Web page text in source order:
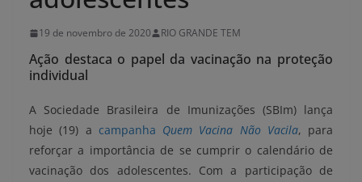
19 de novembro de 2020 RIO GRANDE TEM
Ação destaca o papel da vacinação na proteção
individual
A Sociedade Brasileira de Imunizações (SBIm) lança
hoje (19) a campanha Quem Vacina Não Vacila, para
reforçar a importância de se cumprir o calendário de
vacinação dos adolescentes. Com a participação de